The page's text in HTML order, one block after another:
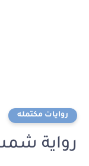
روايات مكتمله
رواية